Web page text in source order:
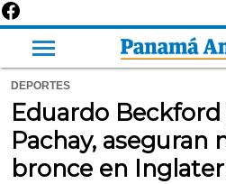
DEPORTES
Eduardo
Pachay, aseguran
bronce en